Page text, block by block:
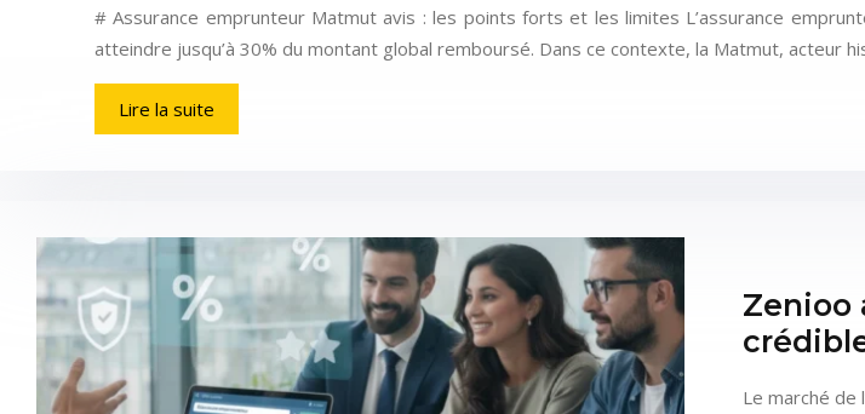
# Assurance emprunteur Matmut avis : les points forts et les limites L’assurance
atteindre jusqu’à 30% du montant global remboursé. Dans ce contexte, la Matmut, acteur
Lire la suite
Zenioo
Le marché de